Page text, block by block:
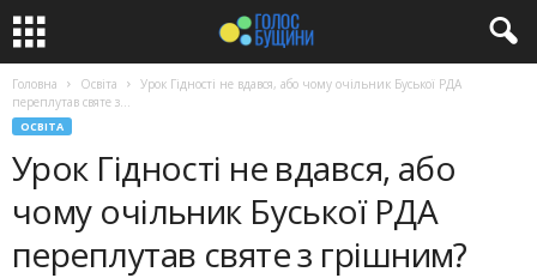
Головна Освіта
Урок Гідності не вдався, або чому очільник Буської РДА
переплутав святе з...
ОСВІТА
Урок Гідності не вдався, або
чому очільник Буської РДА
переплутав святе з грішним?